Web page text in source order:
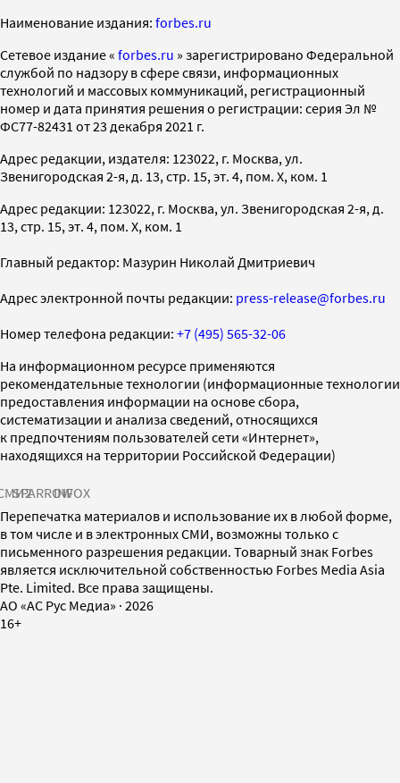
Наименование издания: forbes.ru
Cетевое издание « forbes.ru » зарегистрировано Федеральной
службой по надзору в сфере связи, информационных
технологий и массовых коммуникаций, регистрационный
номер и дата принятия решения о регистрации: серия Эл №
ФС77-82431 от 23 декабря 2021 г.
Адрес редакции, издателя: 123022, г. Москва, ул.
Звенигородская 2-я, д. 13, стр. 15, эт. 4, пом. X, ком. 1
Адрес редакции: 123022, г. Москва, ул. Звенигородская 2-я, д.
13, стр. 15, эт. 4, пом. X, ком. 1
Главный редактор: Мазурин Николай Дмитриевич
Адрес электронной почты редакции: press-release@forbes.ru
Номер телефона редакции: +7 (495) 565-32-06
На информационном ресурсе применяются
рекомендательные технологии (информационные технологии
предоставления информации на основе сбора,
систематизации и анализа сведений, относящихся
к предпочтениям пользователей сети «Интернет»,
находящихся на территории Российской Федерации)
SPARROWINFOX
Перепечатка материалов и использование их в любой форме,
в том числе и в электронных СМИ, возможны только с
письменного разрешения редакции. Товарный знак Forbes
является исключительной собственностью Forbes Media Asia
Pte. Limited. Все права защищены.
AO «АС Рус Медиа» · 2026
16+